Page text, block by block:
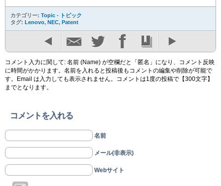
カテゴリー: Topic - トピック
タグ: Lenovo, NEC, Patent
コメント入力に関して: 名前 (Name) が空欄だと「匿名」になり、コメント反映
に時間がかかります。名前を入れると投稿後もコメントの編集や削除が可能で
す。Email は入力しても表示されません。コメントは1度の投稿で【300文字】
までとなります。
コメントを入れる
名前
メール(非表示)
Webサイト